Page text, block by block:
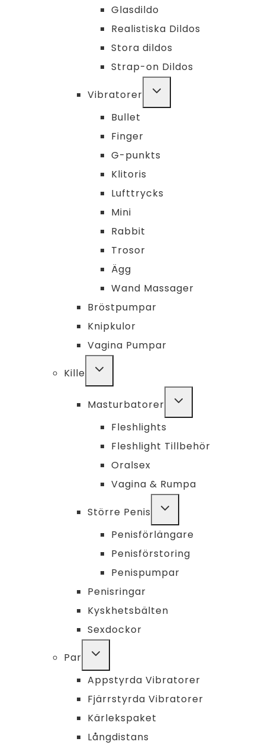
Glasdildo
Realistiska Dildos
Stora dildos
Strap-on Dildos
Vibratorer
TOGGLE
MENU
Bullet
Finger
G-punkts
Klitoris
Lufttrycks
Mini
Rabbit
Trosor
Ägg
Wand Massager
Bröstpumpar
Knipkulor
Vagina Pumpar
Kille
TOGGLE
MENU
Masturbatorer
TOGGLE
MENU
Fleshlights
Fleshlight Tillbehör
Oralsex
Vagina & Rumpa
Större Penis
TOGGLE
MENU
Penisförlängare
Penisförstoring
Penispumpar
Penisringar
Kyskhetsbälten
Sexdockor
Par
TOGGLE
MENU
Appstyrda Vibratorer
Fjärrstyrda Vibratorer
Kärlekspaket
Långdistans